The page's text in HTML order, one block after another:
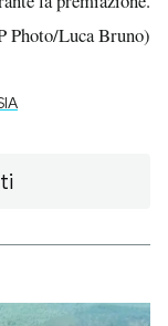
Photo/Luca Bruno)